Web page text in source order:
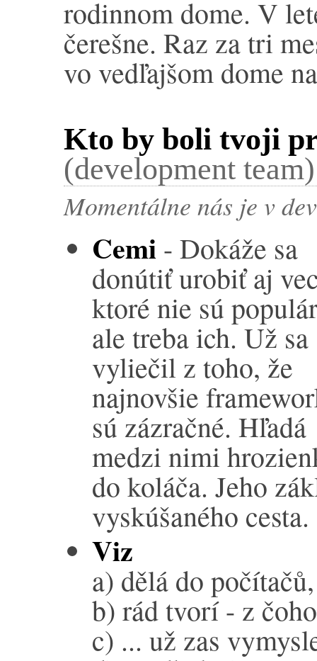
rodinnom dome. V
čerešne. Raz za tri
vo vedľajšom dome
Kto by boli tvoji
(development team)
Momentálne nás je v
Cemi - Dokáže sa
donútiť urobiť aj
ktoré nie sú
ale treba ich. Už sa
vyliečil z toho, že
najnovšie
sú zázračné. Hľadá
medzi nimi
do koláča. Jeho
vyskúšaného cesta.
Viz
a) dělá do
b) rád tvorí - z
c) ... už zas